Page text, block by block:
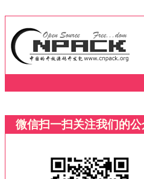
微信扫一扫关注我们的